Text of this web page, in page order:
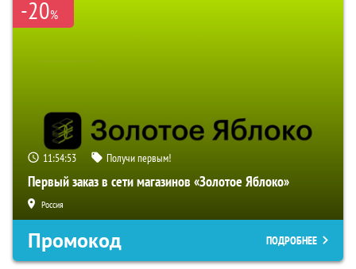
-20%
11:54:52 Получи первым!
Первый заказ в сети магазинов «Золотое Яблоко»
Россия
Промокод ПОДРОБНЕЕ